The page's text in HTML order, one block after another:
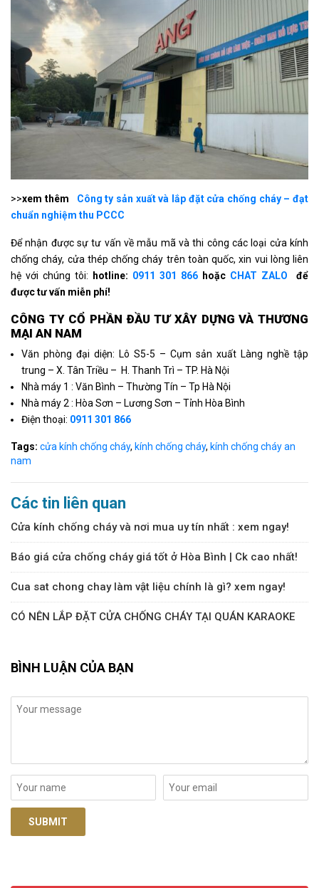
>>xem thêm
Công ty sản xuất và lắp đặt cửa chống cháy – đạt
chuẩn nghiệm thu PCCC
Để nhận được sự tư vấn về mẫu mã và thi công các loại cửa kính
chống cháy, cửa thép chống cháy trên toàn quốc, xin vui lòng liên
hệ với chúng tôi:
hotline: 0911 301 866 hoặc CHAT ZALO để
được tư vấn miễn phí!
CÔNG TY CỔ PHẦN ÐẦU TƯ XÂY DỰNG VÀ THƯƠNG
MẠI AN NAM
Văn phòng đại diện: Lô S5-5 – Cụm sản xuất Làng nghề tập
trung – X. Tân Triều – H. Thanh Trì – TP. Hà Nội
Nhà máy 1 : Văn Bình – Thường Tín – Tp Hà Nội
Nhà máy 2 : Hòa Sơn – Lương Sơn – Tỉnh Hòa Bình
Điện thoại: 0911 301 866
Tags: cửa kính chống cháy, kính chống cháy, kính chống cháy an
nam
Các tin liên quan
Cửa kính chống cháy và nơi mua uy tín nhất : xem ngay!
Báo giá cửa chống cháy giá tốt ở Hòa Bình | Ck cao nhất!
Cua sat chong chay làm vật liệu chính là gì? xem ngay!
CÓ NÊN LẮP ĐẶT CỬA CHỐNG CHÁY TẠI QUÁN KARAOKE
BÌNH LUẬN CỦA BẠN